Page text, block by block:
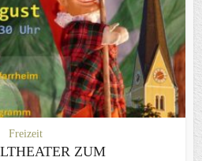
Freizeit
ZUM